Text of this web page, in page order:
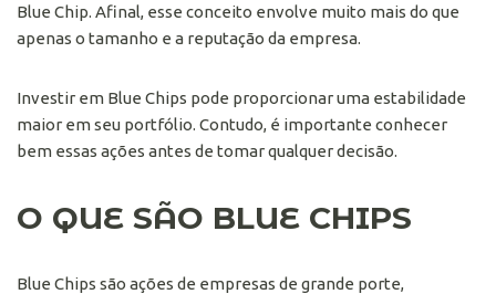
Blue Chip. Afinal, esse conceito envolve muito mais do que
apenas o tamanho e a reputação da empresa.
Investir em Blue Chips pode proporcionar uma estabilidade
maior em seu portfólio. Contudo, é importante conhecer
bem essas ações antes de tomar qualquer decisão.
O QUE SÃO BLUE CHIPS
Blue Chips são ações de empresas de grande porte,